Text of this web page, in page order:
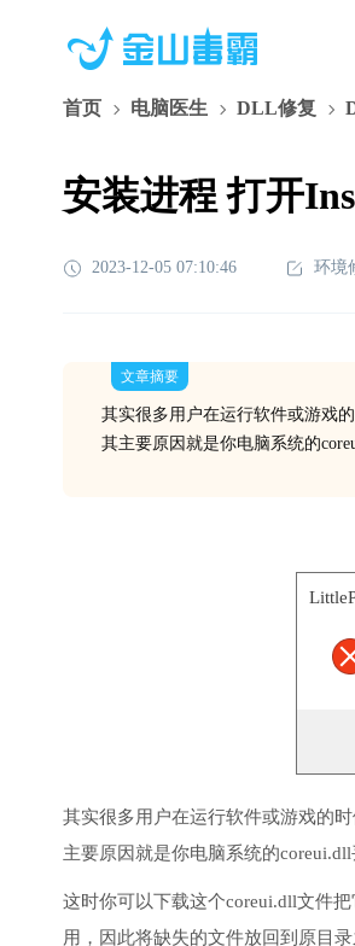
首页 电脑医生 DLL修复
安装进程 打开
2023-12-05 07:10:46 环境
文章摘要
其实很多用户在运行软件或游戏
其主要原因就是你电脑系统的
其实很多用户在运行软件或游戏的
主要原因就是你电脑系统的
这时你可以下载这个coreui.dll文件
用，因此将缺失的文件放回到原目